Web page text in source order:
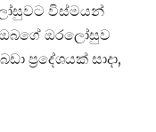
විස්මයන්
ඔබගේ ඔරලෝසුව
ප්‍රදේශයක් සාදා,